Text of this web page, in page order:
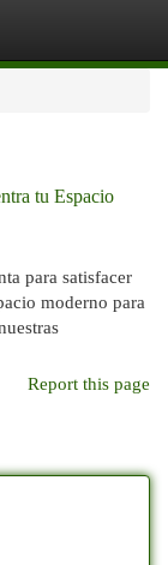
tu Espacio
para satisfacer
moderno para
Report this page